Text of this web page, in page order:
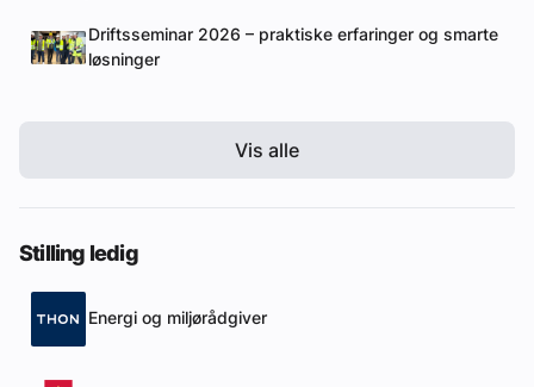
Driftsseminar 2026 – praktiske erfaringer og smarte
løsninger
Vis alle
Stilling ledig
Energi og miljørådgiver